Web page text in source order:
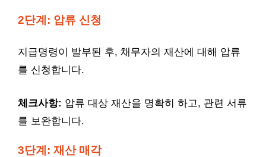
2단계: 압류 신청
지급명령이 발부된 후, 채무자의 재산에 대해 압류
를 신청합니다.
체크사항: 압류 대상 재산을 명확히 하고, 관련 서류
를 보완합니다.
3단계: 재산 매각